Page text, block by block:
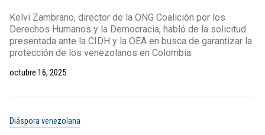
Kelvi Zambrano, director de la ONG Coalición por los
Derechos Humanos y la Democracia, habló de la solicitud
presentada ante la CIDH y la OEA en busca de garantizar la
protección de los venezolanos en Colombia.
octubre 16, 2025
Diáspora venezolana